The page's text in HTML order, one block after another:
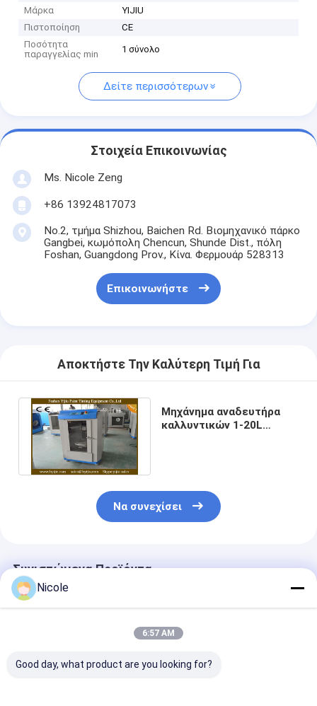
Μάρκα
YIJIU
Πιστοποίηση
CE
Ποσότητα
παραγγελίας min
1 σύνολο
Δείτε περισσότερων
Στοιχεία Επικοινωνίας
Ms. Nicole Zeng
+86 13924817073
No.2, τμήμα Shizhou, Baichen Rd. Βιομηχανικό πάρκο
Gangbei, κωμόπολη Chencun, Shunde Dist., πόλη
Foshan, Guangdong Prov., Κίνα. Φερμουάρ 528313
Επικοινωνήστε
Αποκτήστε Την Καλύτερη Τιμή Για
Μηχάνημα αναδευτήρα
καλλυντικών 1-20L
Να συνεχίσει
Συνιστώμενα Προϊόντα
Nicole
6:57 AM
Good day, what product are you looking for?